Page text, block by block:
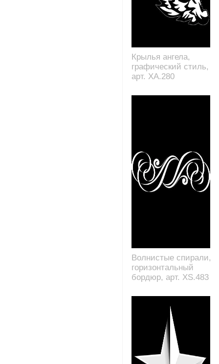
Крылья ангела,
графический стиль,
арт. XA.280
Волнистые спирали,
горизонтальный
бордюр, арт. XS.483